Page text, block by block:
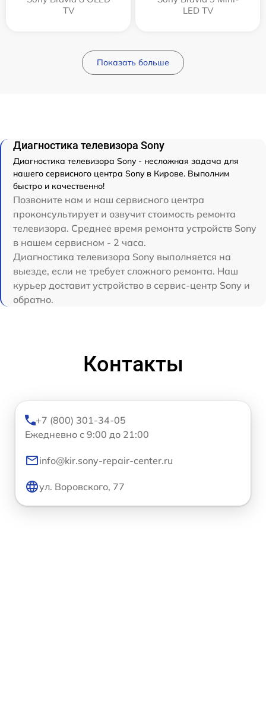
TV
LED TV
Показать больше
Диагностика телевизора Sony
Диагностика телевизора Sony - несложная задача для
нашего сервисного центра Sony в Кирове. Выполним
быстро и качественно!
Позвоните нам и наш сервисного центра
проконсультирует и озвучит стоимость ремонта
телевизора. Среднее время ремонта устройств Sony
в нашем сервисном - 2 часа.
Диагностика телевизора Sony выполняется на
выезде, если не требует сложного ремонта. Наш
курьер доставит устройство в сервис-центр Sony и
обратно.
Контакты
+7 (800) 301-34-05
Ежедневно с 9:00 до 21:00
info@kir.sony-repair-center.ru
ул. Воровского, 77